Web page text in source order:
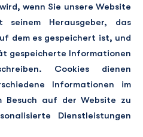
wenn Sie unsere Website
seinem Herausgeber, das
dem es gespeichert ist, und
gespeicherte Informationen
Cookies dienen
Informationen im
Besuch auf der Website zu
Dienstleistungen